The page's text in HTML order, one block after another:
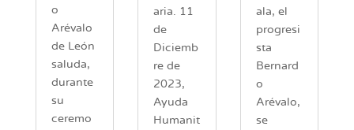
o
Arévalo
de León
saluda,
durante
su
ceremo
aria. 11
de
Diciemb
re de
2023,
Ayuda
Humanit
ala, el
progresi
sta
Bernard
o
Arévalo,
se